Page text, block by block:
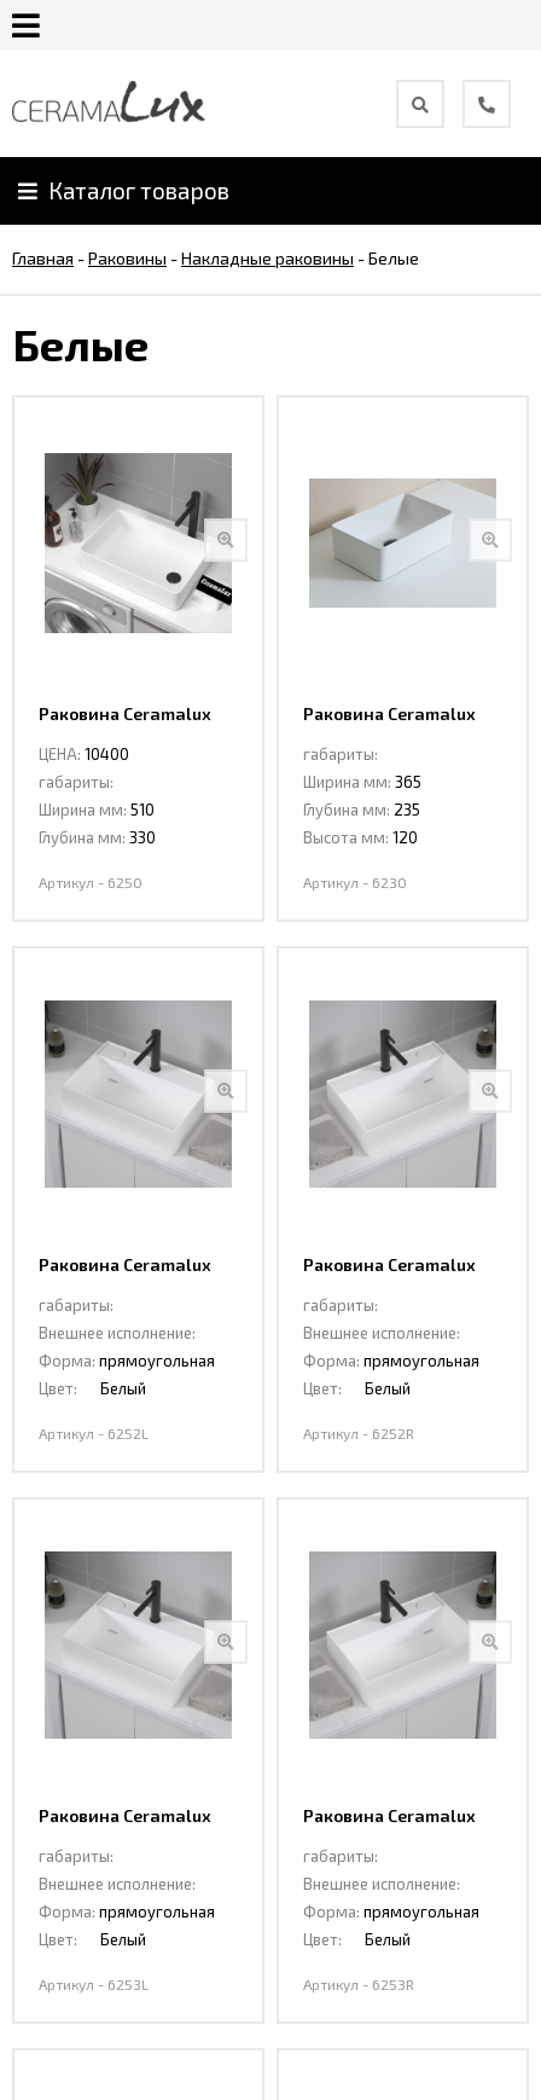
О
продукцией
Онлайн
каталог
Интерьерные
фото
Каталог товаров
Главная -Раковины -Накладные раковины -Белые
Белые
Раковина Ceramalux
ЦЕНА: 10400
габариты:
Ширина мм: 510
Глубина мм: 330
Артикул - 6250
Раковина Ceramalux
габариты:
Ширина мм: 365
Глубина мм: 235
Высота мм: 120
Артикул - 6230
Раковина Ceramalux
габариты:
Внешнее исполнение:
Форма: прямоугольная
Цвет:
Белый
Артикул - 6252L
Раковина Ceramalux
габариты:
Внешнее исполнение:
Форма: прямоугольная
Цвет:
Белый
Артикул - 6252R
Раковина Ceramalux
габариты:
Внешнее исполнение:
Форма: прямоугольная
Цвет:
Белый
Артикул - 6253L
Раковина Ceramalux
габариты:
Внешнее исполнение:
Форма: прямоугольная
Цвет:
Белый
Артикул - 6253R